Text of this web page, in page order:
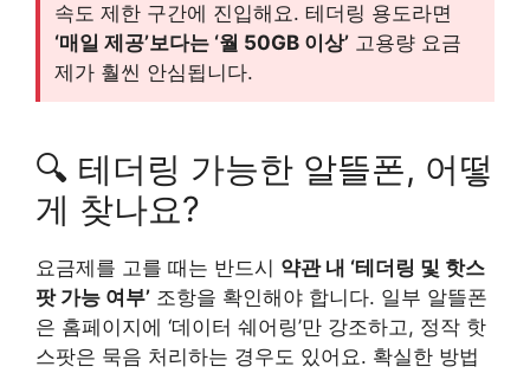
속도 제한 구간에 진입해요. 테더링 용도라면
‘매일 제공’보다는 ‘월 50GB 이상’ 고용량 요금
제가 훨씬 안심됩니다.
🔍 테더링 가능한 알뜰폰, 어떻
게 찾나요?
요금제를 고를 때는 반드시 약관 내 ‘테더링 및 핫스
팟 가능 여부’ 조항을 확인해야 합니다. 일부 알뜰폰
은 홈페이지에 ‘데이터 쉐어링’만 강조하고, 정작 핫
스팟은 묵음 처리하는 경우도 있어요. 확실한 방법